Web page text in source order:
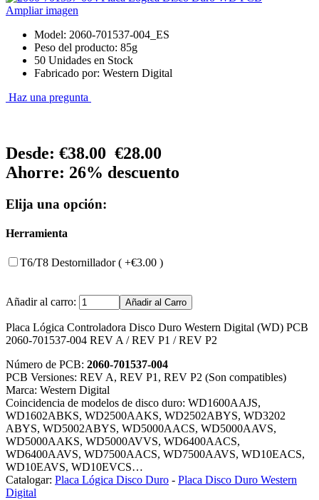
Ampliar imagen
Model: 2060-701537-004_ES
Peso del producto: 85g
50 Unidades en Stock
Fabricado por: Western Digital
Haz una pregunta
Desde: €38.00 €28.00
Ahorre: 26% descuento
Elija una opción:
Herramienta
T6/T8 Destornillador ( +€3.00 )
Añadir al carro:
Placa Lógica Controladora Disco Duro Western Digital (WD) PCB
2060-701537-004 REV A / REV P1 / REV P2
Número de PCB: 2060-701537-004
PCB Versiones: REV A, REV P1, REV P2 (Son compatibles)
Marca: Western Digital
Coincidencia de modelos de disco duro: WD1600AAJS,
WD1602ABKS, WD2500AAKS, WD2502ABYS, WD3202
ABYS, WD5002ABYS, WD5000AACS, WD5000AAVS,
WD5000AAKS, WD5000AVVS, WD6400AACS,
WD6400AAVS, WD7500AACS, WD7500AAVS, WD10EACS,
WD10EAVS, WD10EVCS…
Catalogar: Placa Lógica Disco Duro - Placa Disco Duro Western
Digital